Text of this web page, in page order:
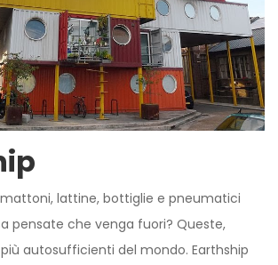
lattine, bottiglie e pneumatici
pensate che venga fuori? Queste,
autosufficienti del mondo. Earthship